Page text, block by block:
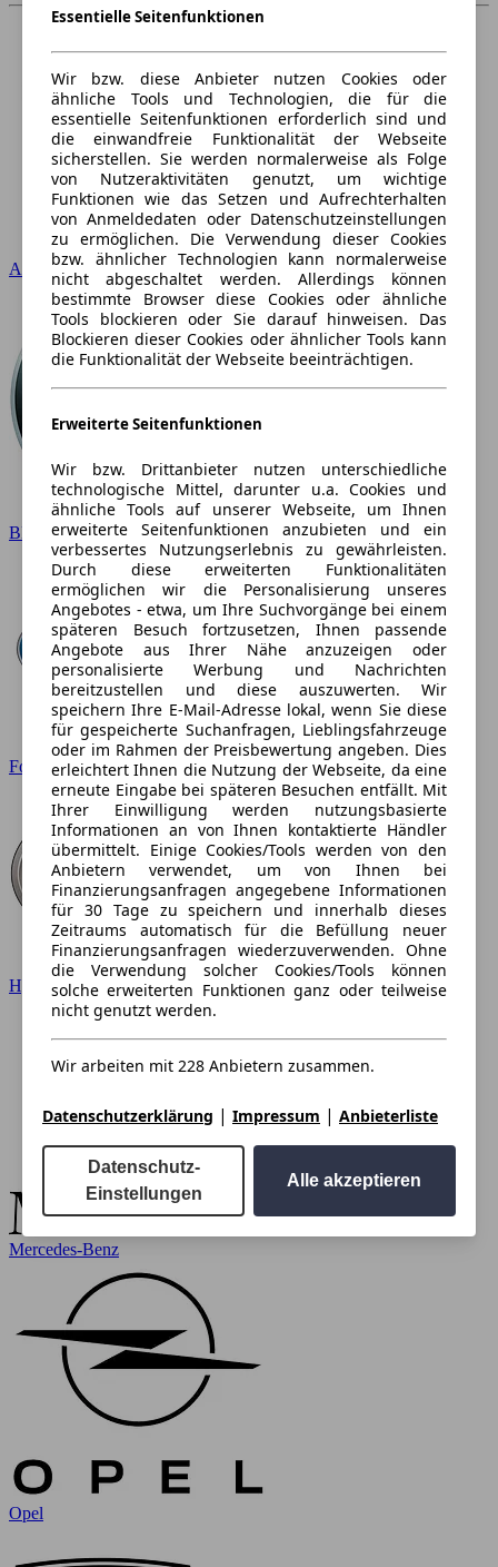
Audi
BMW
Ford
Hyundai
Mercedes-Benz
Opel
Essentielle Seitenfunktionen
Wir bzw. diese Anbieter nutzen Cookies oder
ähnliche Tools und Technologien, die für die
essentielle Seitenfunktionen erforderlich sind und
die einwandfreie Funktionalität der Webseite
sicherstellen. Sie werden normalerweise als Folge
von Nutzeraktivitäten genutzt, um wichtige
Funktionen wie das Setzen und Aufrechterhalten
von Anmeldedaten oder Datenschutzeinstellungen
zu ermöglichen. Die Verwendung dieser Cookies
bzw. ähnlicher Technologien kann normalerweise
nicht abgeschaltet werden. Allerdings können
bestimmte Browser diese Cookies oder ähnliche
Tools blockieren oder Sie darauf hinweisen. Das
Blockieren dieser Cookies oder ähnlicher Tools kann
die Funktionalität der Webseite beeinträchtigen.
Erweiterte Seitenfunktionen
Wir bzw. Drittanbieter nutzen unterschiedliche
technologische Mittel, darunter u.a. Cookies und
ähnliche Tools auf unserer Webseite, um Ihnen
erweiterte Seitenfunktionen anzubieten und ein
verbessertes Nutzungserlebnis zu gewährleisten.
Durch diese erweiterten Funktionalitäten
ermöglichen wir die Personalisierung unseres
Angebotes - etwa, um Ihre Suchvorgänge bei einem
späteren Besuch fortzusetzen, Ihnen passende
Angebote aus Ihrer Nähe anzuzeigen oder
personalisierte Werbung und Nachrichten
bereitzustellen und diese auszuwerten. Wir
speichern Ihre E-Mail-Adresse lokal, wenn Sie diese
für gespeicherte Suchanfragen, Lieblingsfahrzeuge
oder im Rahmen der Preisbewertung angeben. Dies
erleichtert Ihnen die Nutzung der Webseite, da eine
erneute Eingabe bei späteren Besuchen entfällt. Mit
Ihrer Einwilligung werden nutzungsbasierte
Informationen an von Ihnen kontaktierte Händler
übermittelt. Einige Cookies/Tools werden von den
Anbietern verwendet, um von Ihnen bei
Finanzierungsanfragen angegebene Informationen
für 30 Tage zu speichern und innerhalb dieses
Zeitraums automatisch für die Befüllung neuer
Finanzierungsanfragen wiederzuverwenden. Ohne
die Verwendung solcher Cookies/Tools können
solche erweiterten Funktionen ganz oder teilweise
nicht genutzt werden.
Wir arbeiten mit 228 Anbietern zusammen.
Datenschutzerklärung | Impressum | Anbieterliste
Datenschutz-
Einstellungen
Alle akzeptieren